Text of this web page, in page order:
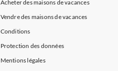
Acheter des maisons de vacances
Vendre des maisons de vacances
Conditions
Protection des données
Mentions légales